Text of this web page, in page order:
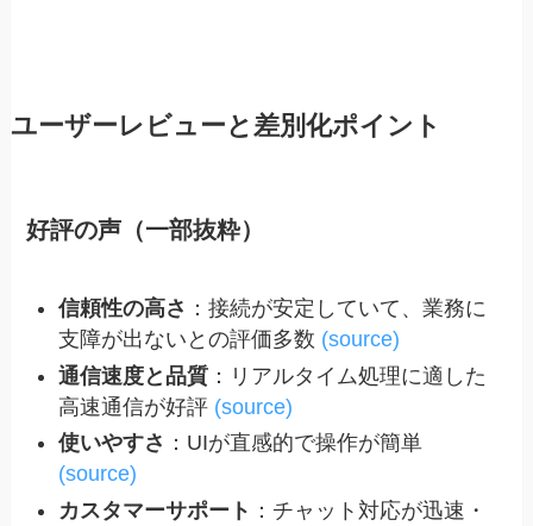
ユーザーレビューと差別化ポイント
好評の声（一部抜粋）
信頼性の高さ ：接続が安定していて、業務に
支障が出ないとの評価多数 (source)
通信速度と品質 ：リアルタイム処理に適した
高速通信が好評 (source)
使いやすさ ：UIが直感的で操作が簡単
(source)
カスタマーサポート ：チャット対応が迅速・